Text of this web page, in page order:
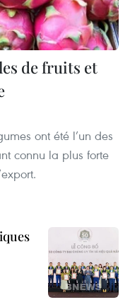
de fruits et
ont été l’un des
connu la plus forte